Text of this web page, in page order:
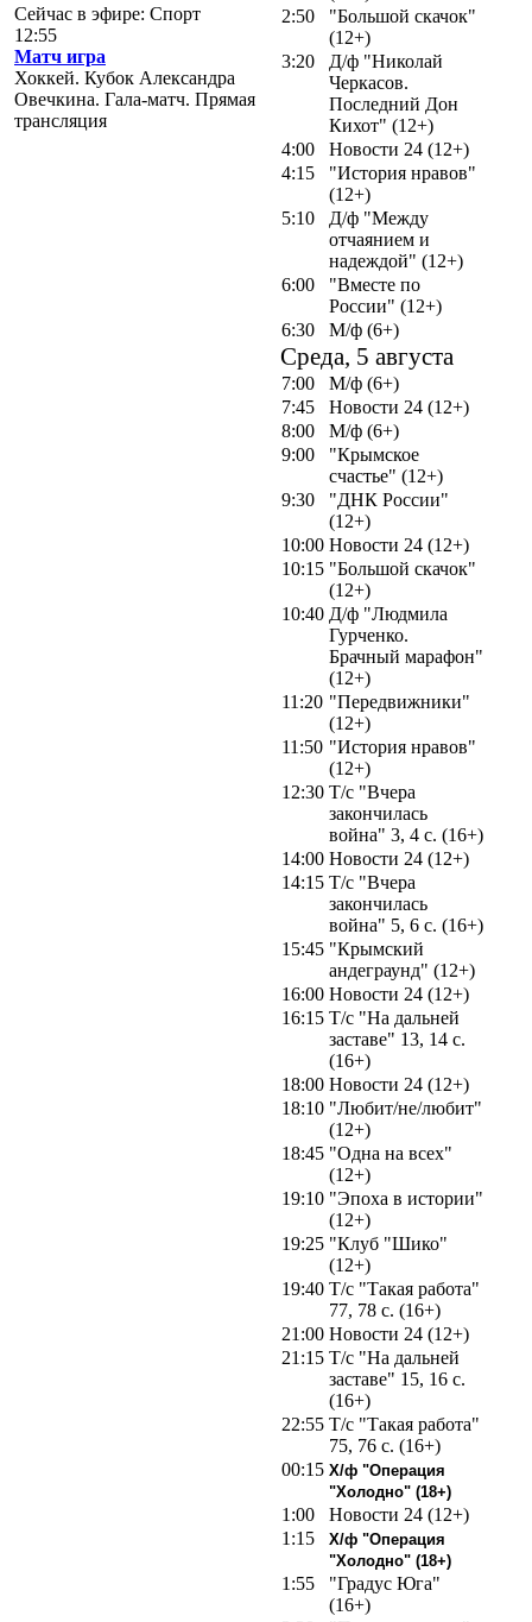
Сейчас в эфире: Спорт
12:55
Матч игра
Хоккей. Кубок Александра
Овечкина. Гала-матч. Прямая
трансляция
2:50
"Большой скачок"
(12+)
3:20
Д/ф "Николай
Черкасов.
Последний Дон
Кихот" (12+)
4:00
Новости 24 (12+)
4:15
"История нравов"
(12+)
5:10
Д/ф "Между
отчаянием и
надеждой" (12+)
6:00
"Вместе по
России" (12+)
6:30
М/ф (6+)
Среда, 5 августа
7:00
М/ф (6+)
7:45
Новости 24 (12+)
8:00
М/ф (6+)
9:00
"Крымское
счастье" (12+)
9:30
"ДНК России"
(12+)
10:00 Новости 24 (12+)
10:15 "Большой скачок"
(12+)
10:40 Д/ф "Людмила
Гурченко.
Брачный марафон"
(12+)
11:20 "Передвижники"
(12+)
11:50 "История нравов"
(12+)
12:30 Т/с "Вчера
закончилась
война" 3, 4 с. (16+)
14:00 Новости 24 (12+)
14:15 Т/с "Вчера
закончилась
война" 5, 6 с. (16+)
15:45 "Крымский
андеграунд" (12+)
16:00 Новости 24 (12+)
16:15 Т/с "На дальней
заставе" 13, 14 с.
(16+)
18:00 Новости 24 (12+)
18:10 "Любит/не/любит"
(12+)
18:45 "Одна на всех"
(12+)
19:10 "Эпоха в истории"
(12+)
19:25 "Клуб "Шико"
(12+)
19:40 Т/с "Такая работа"
77, 78 с. (16+)
21:00 Новости 24 (12+)
21:15 Т/с "На дальней
заставе" 15, 16 с.
(16+)
22:55 Т/с "Такая работа"
75, 76 с. (16+)
00:15 Х/ф "Операция
"Холодно" (18+)
1:00
Новости 24 (12+)
1:15
Х/ф "Операция
"Холодно" (18+)
1:55
"Градус Юга"
(16+)